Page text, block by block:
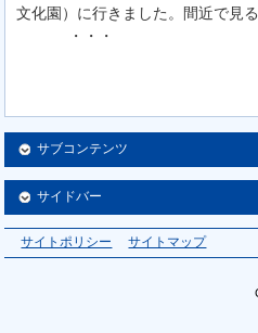
文化園）に行きました。間近で見
・・・
サブコンテンツ
サイドバー
サイトポリシー サイトマップ